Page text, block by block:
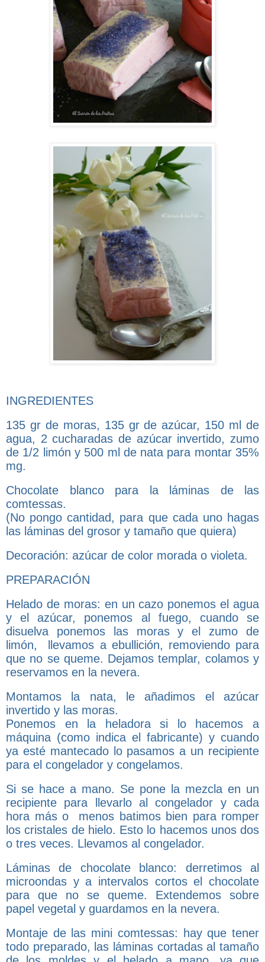
INGREDIENTES
135 gr de moras, 135 gr de azúcar, 150 ml de
agua, 2 cucharadas de azúcar invertido, zumo
de 1/2 limón y 500 ml de nata para montar 35%
mg.
Chocolate blanco para la láminas de las
comtessas.
(No pongo cantidad, para que cada uno hagas
las láminas del grosor y tamaño que quiera)
Decoración: azúcar de color morada o violeta.
PREPARACIÓN
Helado de moras: en un cazo ponemos el agua
y el azúcar, ponemos al fuego, cuando se
disuelva ponemos las moras y el zumo de
limón, llevamos a ebullición, removiendo para
que no se queme. Dejamos templar, colamos y
reservamos en la nevera.
Montamos la nata, le añadimos el azúcar
invertido y las moras.
Ponemos en la heladora si lo hacemos a
máquina (como indica el fabricante) y cuando
ya esté mantecado lo pasamos a un recipiente
para el congelador y congelamos.
Si se hace a mano. Se pone la mezcla en un
recipiente para llevarlo al congelador y cada
hora más o menos batimos bien para romper
los cristales de hielo. Esto lo hacemos unos dos
o tres veces. Llevamos al congelador.
Láminas de chocolate blanco: derretimos al
microondas y a intervalos cortos el chocolate
para que no se queme. Extendemos sobre
papel vegetal y guardamos en la nevera.
Montaje de las mini comtessas: hay que tener
todo preparado, las láminas cortadas al tamaño